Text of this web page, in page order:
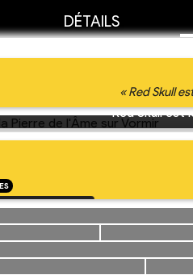
DÉTAILS
« Red Skull
Red Skull est